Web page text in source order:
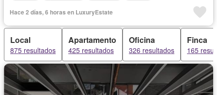
Hace 2 días, 6 horas en LuxuryEstate
Local
875 resultados
Apartamento
425 resultados
Oficina
326 resultados
Finca
165